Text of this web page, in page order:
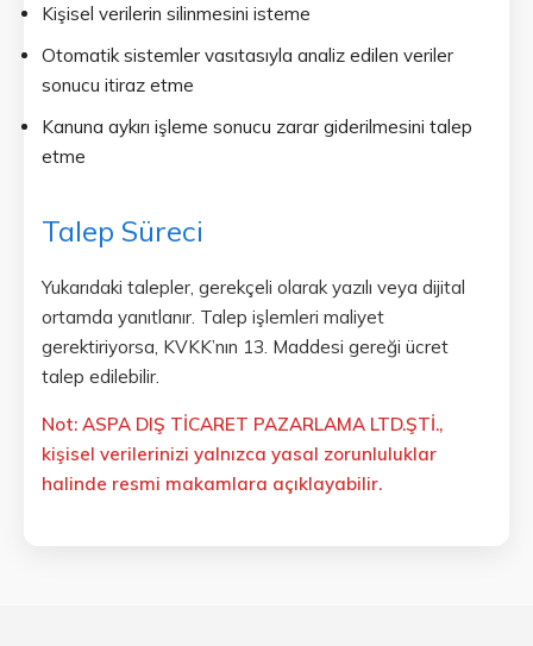
Kişisel verilerin silinmesini isteme
Otomatik sistemler vasıtasıyla analiz edilen veriler
sonucu itiraz etme
Kanuna aykırı işleme sonucu zarar giderilmesini talep
etme
Talep Süreci
Yukarıdaki talepler, gerekçeli olarak yazılı veya dijital
ortamda yanıtlanır. Talep işlemleri maliyet
gerektiriyorsa, KVKK’nın 13. Maddesi gereği ücret
talep edilebilir.
Not: ASPA DIŞ TİCARET PAZARLAMA LTD.ŞTİ.,
kişisel verilerinizi yalnızca yasal zorunluluklar
halinde resmi makamlara açıklayabilir.